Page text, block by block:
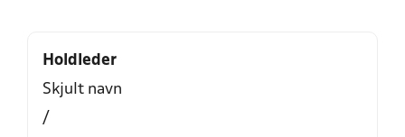
Holdleder
Skjult navn
/